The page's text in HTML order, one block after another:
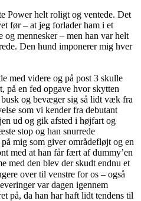
Power helt roligt og ventede. Det
før – at jeg forlader ham i et
mennesker – men han var helt
Den hund imponerer mig hver
med videre og på post 3 skulle
på en fed opgave hvor skytten
og bevæger sig så lidt væk fra
som vi kender fra debutant
ud og gik afsted i højfart og
stop og han snurrede
mig som giver områdefløjt og en
med at han får fært af dummy’en
med den blev der skudt endnu et
over til venstre for os – også
var dagen igennem
på, da han har haft lidt tendens til